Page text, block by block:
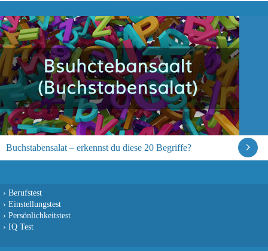
Buchstabensalat – erkennst du diese 20 Begriffe?
› Berufstest
› Einstellungstest
› Persönlichkeitstest
› IQ Test